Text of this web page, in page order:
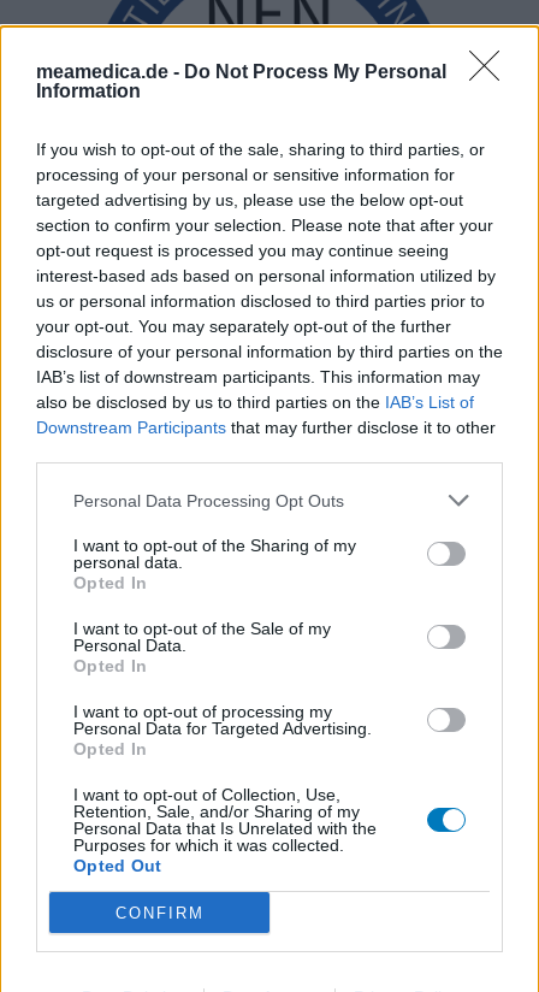
meamedica.de - Do Not Process My Personal
Information
If you wish to opt-out of the sale, sharing to third parties, or
processing of your personal or sensitive information for
targeted advertising by us, please use the below opt-out
section to confirm your selection. Please note that after your
opt-out request is processed you may continue seeing
interest-based ads based on personal information utilized by
us or personal information disclosed to third parties prior to
your opt-out. You may separately opt-out of the further
disclosure of your personal information by third parties on the
IAB’s list of downstream participants. This information may
also be disclosed by us to third parties on the IAB’s List of
Downstream Participants that may further disclose it to other
Personal Data Processing Opt Outs
I want to opt-out of the Sharing of my
personal data.
Opted In
I want to opt-out of the Sale of my
Personal Data.
Opted In
I want to opt-out of processing my
Personal Data for Targeted Advertising.
Opted In
I want to opt-out of Collection, Use,
Retention, Sale, and/or Sharing of my
Personal Data that Is Unrelated with the
Purposes for which it was collected.
Opted Out
CONFIRM